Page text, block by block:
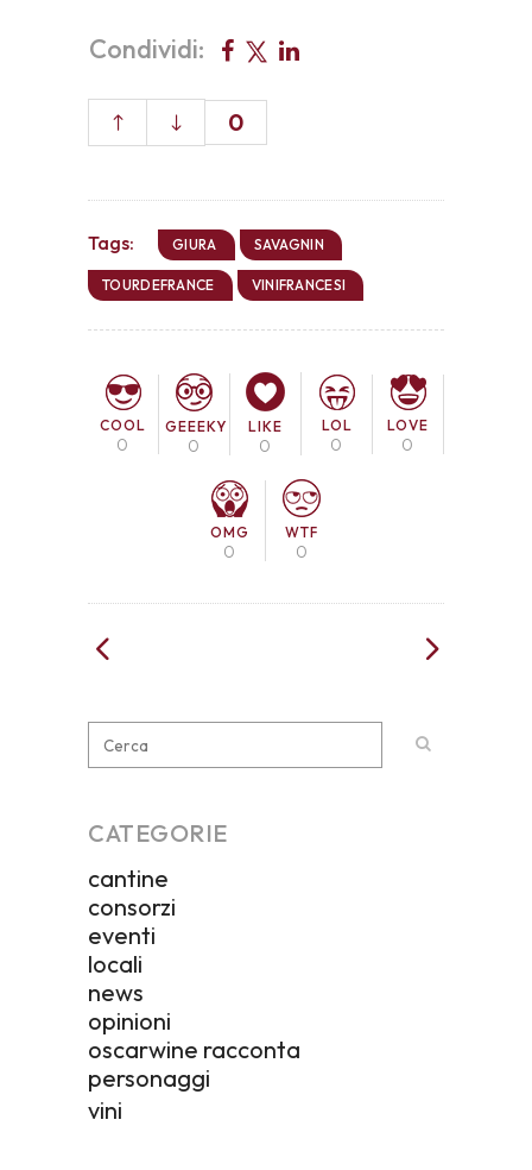
Condividi:
0
Tags: GIURA SAVAGNIN
TOURDEFRANCE VINIFRANCESI
COOL
0
GEEEKY
0
LIKE
0
LOL
0
LOVE
0
OMG
0
WTF
0
CATEGORIE
cantine
consorzi
eventi
locali
news
opinioni
oscarwine racconta
personaggi
vini